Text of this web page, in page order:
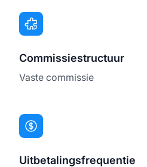
Commissiestructuur
Vaste commissie
Uitbetalingsfrequentie